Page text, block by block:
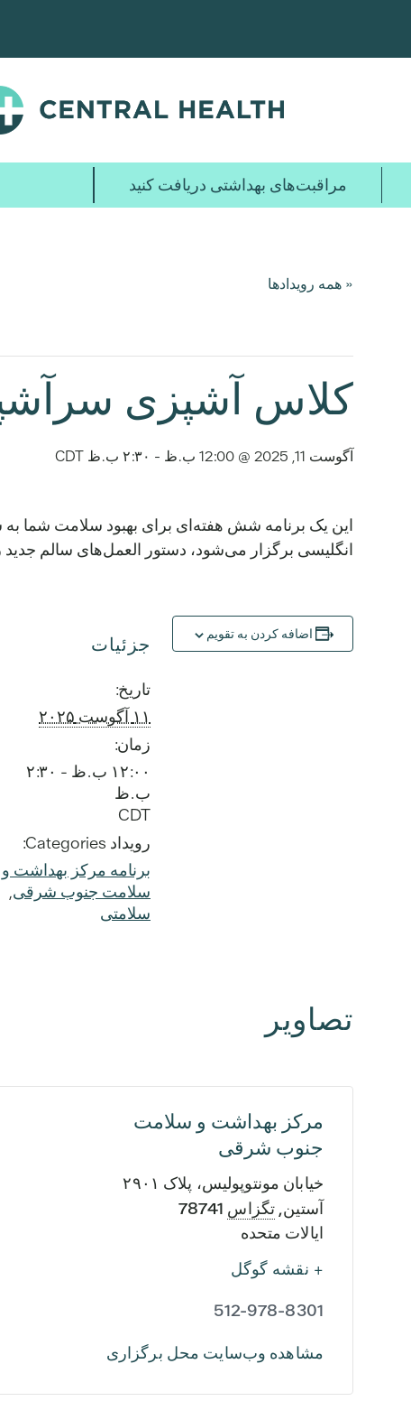
محتوای
مراقبت‌های بهداشتی دریافت کنید
« همه رویدادها
کلاس آشپزی
آگوست 11, 2025 @ 12:00 ب.ظ - ۲:۳۰ ب.ظ CDT
انگلیسی برگزار می‌شود، دستور العمل‌های سالم جدید را
اضافه کردن به تقویم جزئیات
تاریخ:
۱۱ آگوست ۲۰۲۵
زمان:
۱۲:۰۰ ب.ظ - ۲:۳۰
ب.ظ
CDT
رویداد Categories:
برنامه مرکز بهداشت و
سلامت جنوب شرقی
سلامتی
تصاویر
مرکز بهداشت و سلامت
جنوب شرقی
خیابان مونتوپولیس، پلاک ۲۹۰۱
آستین, تگزاس 78741
ایالات متحده
+ نقشه گوگل
512-978-8301
مشاهده وب‌سایت محل برگزاری